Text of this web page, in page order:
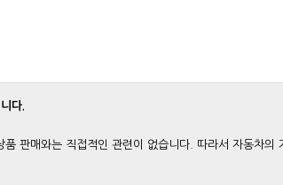
다.
판매와는 직접적인 관련이 없습니다. 따라서 자동차의